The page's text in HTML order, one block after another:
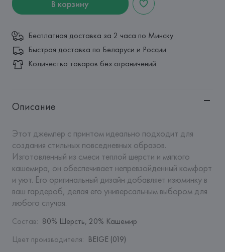
В корзину
Бесплатная доставка за 2 часа по Минску
Быстрая доставка по Беларуси и России
Количество товаров без ограничений
Описание
Этот джемпер с принтом идеально подходит для
создания стильных повседневных образов.
Изготовленный из смеси теплой шерсти и мягкого
кашемира, он обеспечивает непревзойденный комфорт
и уют. Его оригинальный дизайн добавляет изюминку в
ваш гардероб, делая его универсальным выбором для
любого случая.
Состав: 80% Шерсть, 20% Кашемир
Цвет производителя: BEIGE (019)